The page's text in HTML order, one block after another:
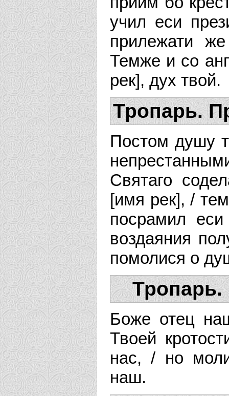
учил еси
прилежати
Темже и со
рек], дух твой.
Тропарь.
Постом душу
Святаго
[имя рек], /
посрамил
воздаяния
помолися о
Боже отец
Твоей
нас, / но
наш.